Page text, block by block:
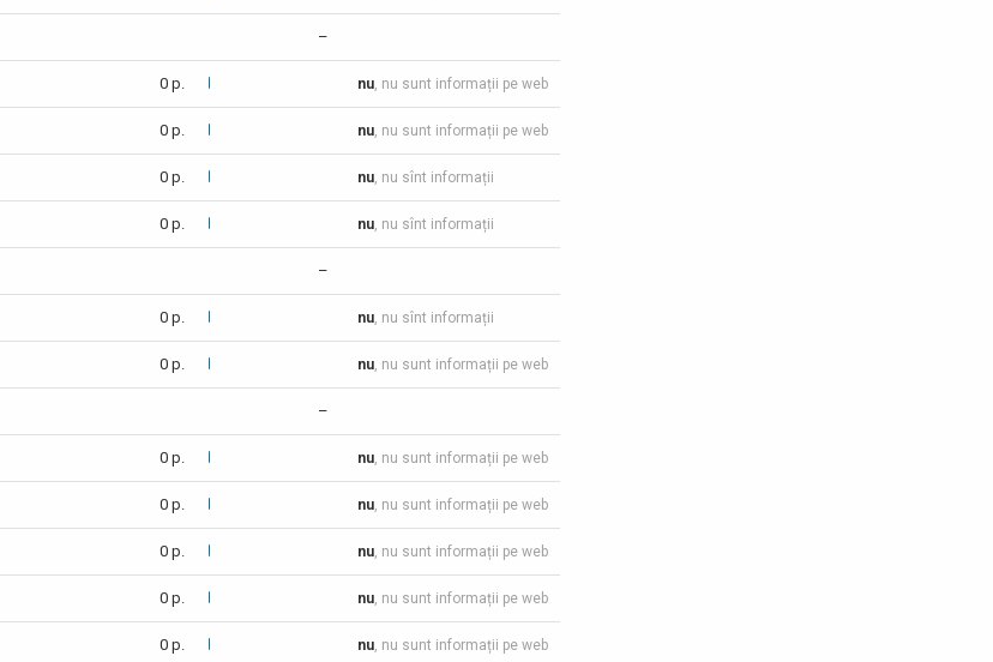
–
0 p. nu, nu sunt informații pe web
0 p. nu, nu sunt informații pe web
0 p. nu, nu sînt informații
0 p. nu, nu sînt informații
–
0 p. nu, nu sînt informații
0 p. nu, nu sunt informații pe web
–
0 p. nu, nu sunt informații pe web
0 p. nu, nu sunt informații pe web
0 p. nu, nu sunt informații pe web
0 p. nu, nu sunt informații pe web
0 p. nu, nu sunt informații pe web